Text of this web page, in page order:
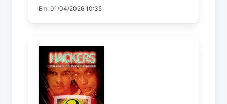
Em: 01/04/2026 10:35